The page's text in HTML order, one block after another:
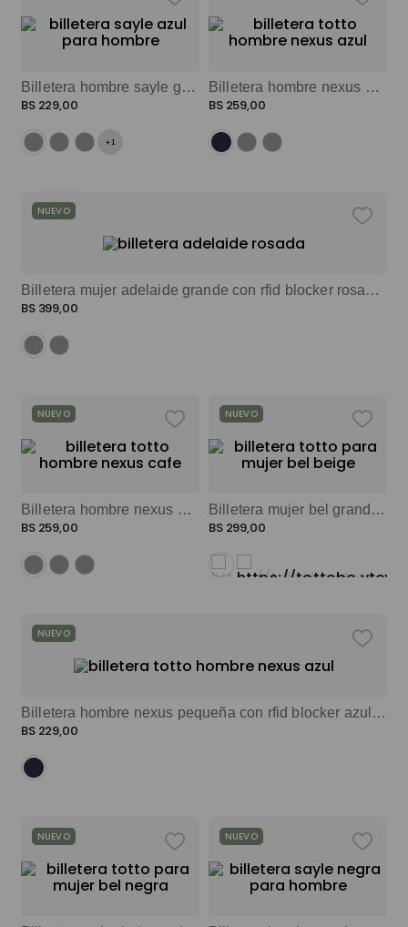
Billetera hombre sayle grande con rfid blocker azul color: azul
BS 229,00
+1
Billetera hombre nexus grande con rfid blocker azul color: azul
BS 259,00
Billetera mujer adelaide grande con rfid blocker rosado color: rosado
NUEVO
BS 399,00
Billetera hombre nexus grande con rfid blocker beige color: beige
NUEVO
BS 259,00
Billetera mujer bel grande con rfid blocker beige color: beige
NUEVO
BS 299,00
Billetera hombre nexus pequeña con rfid blocker azul color: azul
NUEVO
BS 229,00
NUEVO NUEVO
10. spiderman